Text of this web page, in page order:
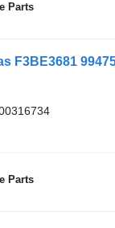
Parts
F3BE3681
Parts